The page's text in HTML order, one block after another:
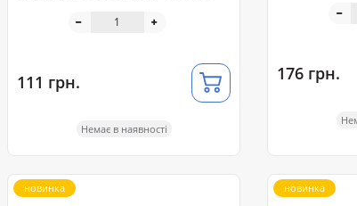
111 грн.
Немає в наявності
176 грн.
новинка новинка